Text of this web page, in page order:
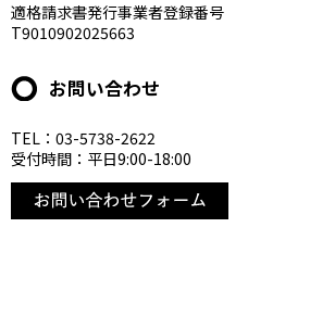
適格請求書発行事業者登録番号
T9010902025663
お問い合わせ
TEL：03-5738-2622
受付時間：平日9:00-18:00